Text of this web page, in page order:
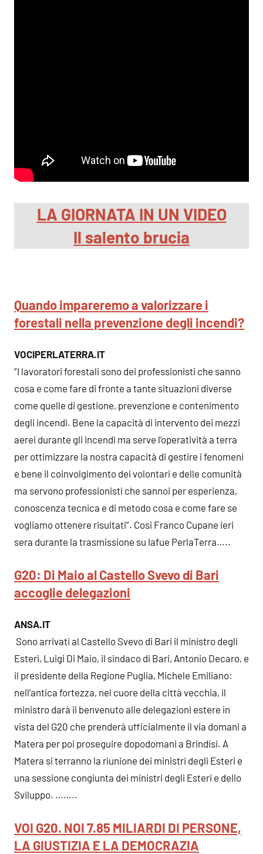
LA GIORNATA IN UN VIDEO
Il salento brucia
Quando impareremo a valorizzare i
forestali nella prevenzione degli incendi?
VOCIPERLATERRA.IT
“I lavoratori forestali sono dei professionisti che sanno
cosa e come fare di fronte a tante situazioni diverse
come quelle di gestione, prevenzione e contenimento
degli incendi. Bene la capacità di intervento dei mezzi
aerei durante gli incendi ma serve l’operatività a terra
per ottimizzare la nostra capacità di gestire i fenomeni
e bene il coinvolgimento dei volontari e delle comunità
ma servono professionisti che sannoi per esperienza,
conoscenza tecnica e di metodo cosa e come fare se
vogliamo ottenere risultati”. Cosi Franco Cupane ieri
sera durante la trasmissione su Iafue PerlaTerra…..
G20: Di Maio al Castello Svevo di Bari
accoglie delegazioni
ANSA.IT
Sono arrivati al Castello Svevo di Bari il ministro degli
Esteri, Luigi Di Maio, il sindaco di Bari, Antonio Decaro, e
il presidente della Regione Puglia, Michele Emiliano:
nell’antica fortezza, nel cuore della città vecchia, il
ministro darà il benvenuto alle delegazioni estere in
vista del G20 che prenderà ufficialmente il via domani a
Matera per poi proseguire dopodomani a Brindisi. A
Matera si terranno la riunione dei ministri degli Esteri e
una sessione congiunta dei ministri degli Esteri e dello
Sviluppo. ……..
VOI G20. NOI 7.85 MILIARDI DI PERSONE,
LA GIUSTIZIA E LA DEMOCRAZIA